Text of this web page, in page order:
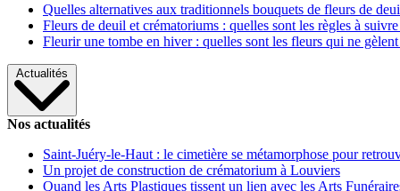
Quelles alternatives aux traditionnels bouquets de fleurs de
Fleurs de deuil et crématoriums : quelles sont les règles à
Fleurir une tombe en hiver : quelles sont les fleurs qui ne gèlent
Actualités
Nos actualités
Saint-Juéry-le-Haut : le cimetière se métamorphose pour
Un projet de construction de crématorium à Louviers
Quand les Arts Plastiques tissent un lien avec les Arts